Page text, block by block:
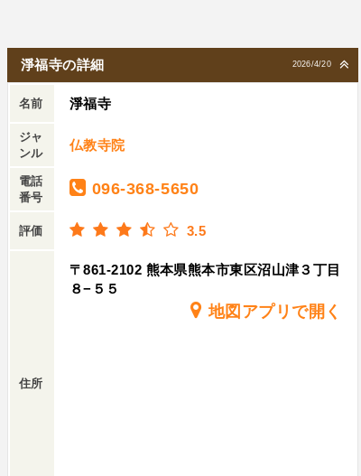
2026/4/20
淨福寺の詳細
名前 淨福寺
ジャ
ンル
仏教寺院
電話
番号
096-368-5650
評価 3.5
住所
〒861-2102 熊本県熊本市東区沼山津３丁目
８−５５
地図アプリで開く